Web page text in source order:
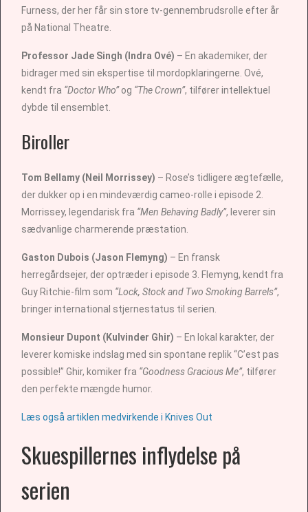
Furness, der her får sin store tv-gennembrudsrolle efter år
på National Theatre.
Professor Jade Singh (Indra Ové) – En akademiker, der
bidrager med sin ekspertise til mordopklaringerne. Ové,
kendt fra “Doctor Who”og “The Crown”, tilfører intellektuel
dybde til ensemblet.
Biroller
Tom Bellamy (Neil Morrissey) – Rose’s tidligere ægtefælle,
der dukker op i en mindeværdig cameo-rolle i episode 2.
Morrissey, legendarisk fra “Men Behaving Badly”, leverer sin
sædvanlige charmerende præstation.
Gaston Dubois (Jason Flemyng) – En fransk
herregårdsejer, der optræder i episode 3. Flemyng, kendt fra
Guy Ritchie-film som “Lock, Stock and Two Smoking Barrels”,
bringer international stjernestatus til serien.
Monsieur Dupont (Kulvinder Ghir) – En lokal karakter, der
leverer komiske indslag med sin spontane replik “C’est pas
possible!” Ghir, komiker fra “Goodness Gracious Me”, tilfører
den perfekte mængde humor.
Læs også artiklen medvirkende i Knives Out
Skuespillernes inflydelse på
serien